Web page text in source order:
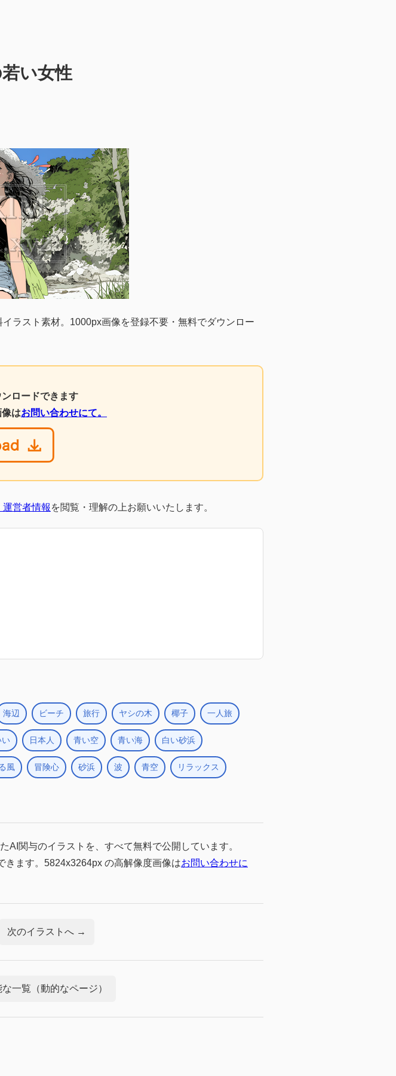
い女性
ラスト素材。1000px画像を登録不要・無料でダウンロー
ロードできます
はお問い合わせにて。
営者情報 を閲覧・理解の上お願いいたします。
海辺 ビーチ 旅行 ヤシの木 椰子 一人旅
い 日本人 青い空 青い海 白い砂浜
風 冒険心 砂浜 波 青空 リラックス
AI関与のイラストを、すべて無料で公開しています。
ます。5824x3264px の高解像度画像はお問い合わせに
次のイラストへ →
一覧（動的なページ）